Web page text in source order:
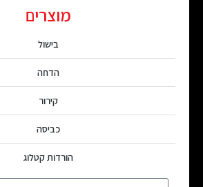
מוצרים
בישול
הדחה
קירור
כביסה
הורדות קטלוג